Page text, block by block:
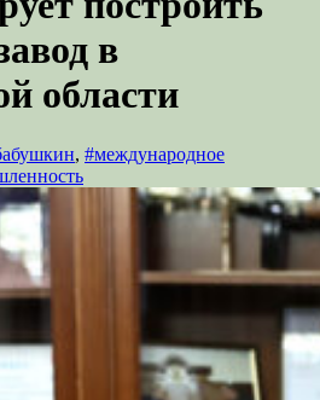
в
области
, #международное